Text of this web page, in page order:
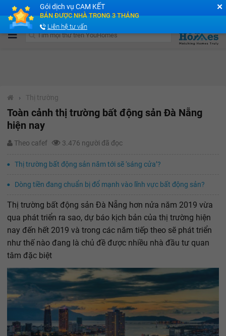
Cộng đồng Môi giới bPRO
› Thị trường
Toàn cảnh thị trường bất động sản Đà Nẵng
hiện nay
Theo cafef 3.476 người đã đọc
Thị trường bất động sản năm tới sẽ ‘sáng cửa’?
Dòng tiền đang chuẩn bị đổ mạnh vào lĩnh vực bất động sản?
Thị trường bất động sản Đà Nẵng hơn nửa năm 2019 vừa
qua phát triển ra sao, dự báo kịch bản của thị trường hiện
nay đến hết 2019 và trong các năm tiếp theo sẽ phát triển
như thế nào đang là chủ đề được nhiều nhà đầu tư quan
tâm đặc biệt
✕
Gói dịch vụ CAM KẾT
BÁN ĐƯỢC NHÀ TRONG 3 THÁNG
Liên hệ tư vấn